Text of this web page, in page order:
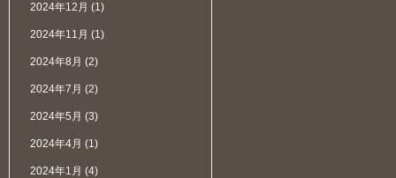
2024年12月 (1)
2024年11月 (1)
2024年8月 (2)
2024年7月 (2)
2024年5月 (3)
2024年4月 (1)
2024年1月 (4)